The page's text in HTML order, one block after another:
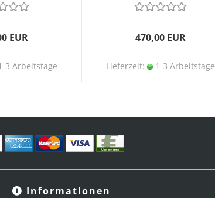
EUR
3 Arbeitstage
470,00 EUR
Lieferzeit: 1-3 Arbeitstage
Informationen